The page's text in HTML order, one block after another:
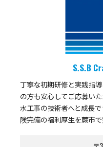
S.S.B
丁寧な初期研修と実践指
の方も安心してご応募い
水工事の技術者へと成長
険完備の福利厚生を蕨市で